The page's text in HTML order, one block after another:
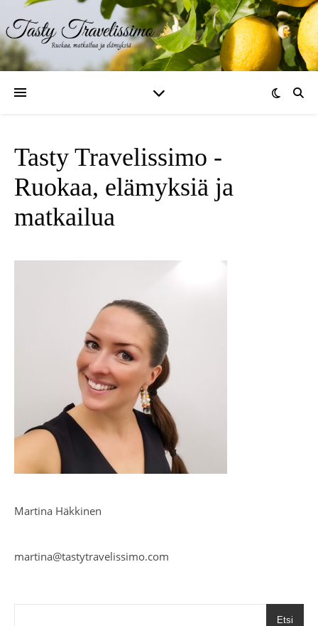
Tasty Travelissimo -
Ruokaa, elämyksiä ja
matkailua
Martina Häkkinen
martina@tastytravelissimo.com
Etsi